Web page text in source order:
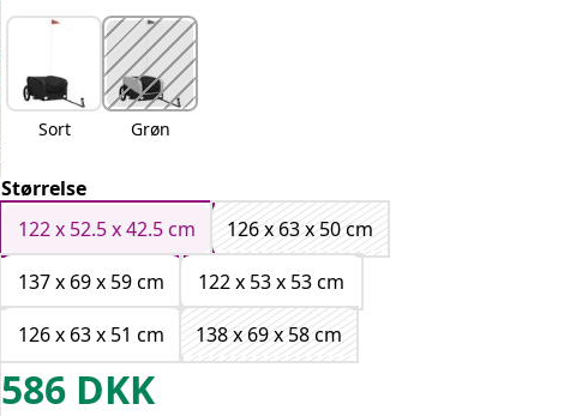
Sort Grøn
Størrelse
122 x 52.5 x 42.5 cm
126 x 63 x 50 cm
137 x 69 x 59 cm
122 x 53 x 53 cm
126 x 63 x 51 cm
138 x 69 x 58 cm
586 DKK